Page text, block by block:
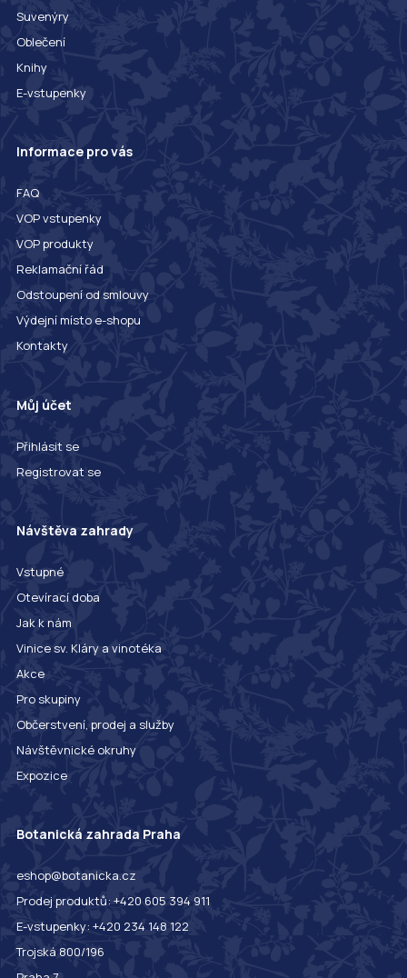
Suvenýry
Oblečení
Knihy
E-vstupenky
Informace pro vás
FAQ
VOP vstupenky
VOP produkty
Reklamační řád
Odstoupení od smlouvy
Výdejní místo e-shopu
Kontakty
Můj účet
Přihlásit se
Registrovat se
Návštěva zahrady
Vstupné
Otevírací doba
Jak k nám
Vinice sv. Kláry a vinotéka
Akce
Pro skupiny
Občerstvení, prodej a služby
Návštěvnické okruhy
Expozice
Botanická zahrada Praha
eshop@botanicka.cz
Prodej produktů: +420 605 394 911
E-vstupenky: +420 234 148 122
Trojská 800/196